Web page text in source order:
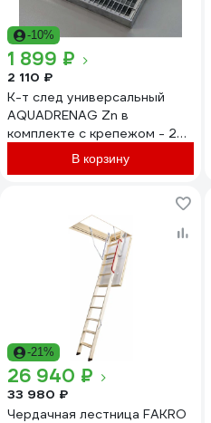
-10%
1 899 ₽
2 110 ₽
К-т след универсальный
AQUADRENAG Zn в
комплекте с крепежом - 2шт
SL3002002В корзину
-21%
26 940 ₽
33 980 ₽
Чердачная лестница FAKRO